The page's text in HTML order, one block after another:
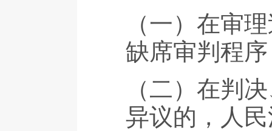
（一）在审
缺席审判程
（二）在判
异议的，人